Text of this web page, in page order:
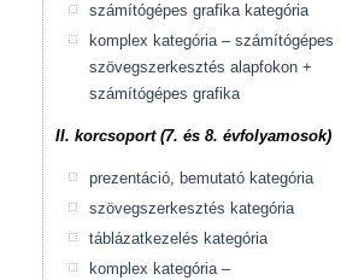
számítógépes grafika kategória
komplex kategória – számítógépes
szövegszerkesztés alapfokon +
számítógépes grafika
II. korcsoport (7. és 8. évfolyamosok)
prezentáció, bemutató kategória
szövegszerkesztés kategória
táblázatkezelés kategória
komplex kategória –